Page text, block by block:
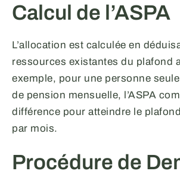
Calcul de l’ASPA
L’allocation est calculée en
ressources existantes du plafond
exemple, pour une personne
de pension mensuelle, l’ASPA
différence pour atteindre le
par mois.
Procédure de